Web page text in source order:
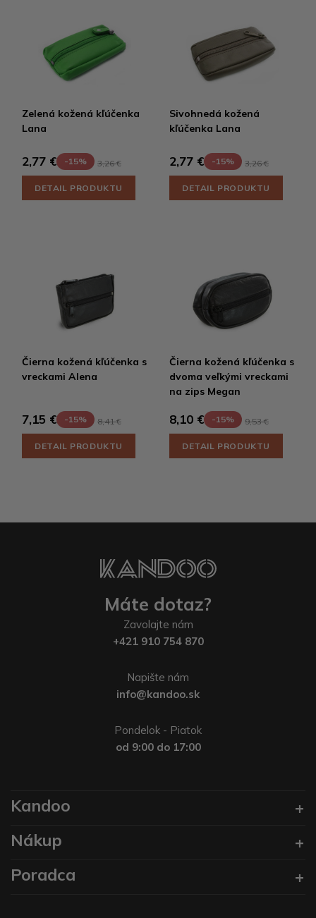
Zelená kožená kľúčenka
Lana
2,77 € -15% 3,26 €
DETAIL PRODUKTU
Sivohnedá kožená
kľúčenka Lana
2,77 € -15% 3,26 €
DETAIL PRODUKTU
Čierna kožená kľúčenka s
vreckami Alena
7,15 € -15% 8,41 €
DETAIL PRODUKTU
Čierna kožená kľúčenka s
dvoma veľkými vreckami
na zips Megan
8,10 € -15% 9,53 €
DETAIL PRODUKTU
Máte dotaz?
Zavolajte nám
+421 910 754 870
Napište nám
info@kandoo.sk
Pondelok - Piatok
od 9:00 do 17:00
Kandoo
Nákup
Poradca